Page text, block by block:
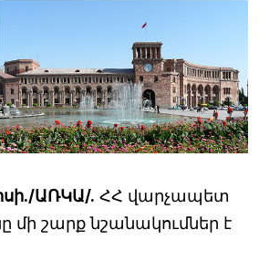
ԱՌԿԱ/. ՀՀ վարչապետ
մի շարք նշանակումներ է